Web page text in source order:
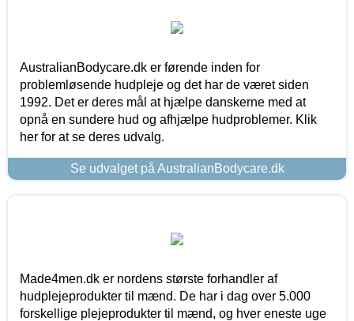
AustralianBodycare.dk er førende inden for
problemløsende hudpleje og det har de været siden
1992. Det er deres mål at hjælpe danskerne med at
opnå en sundere hud og afhjælpe hudproblemer. Klik
her for at se deres udvalg.
Se udvalget på AustralianBodycare.dk
Made4men.dk er nordens største forhandler af
hudplejeprodukter til mænd. De har i dag over 5.000
forskellige plejeprodukter til mænd, og hver eneste uge